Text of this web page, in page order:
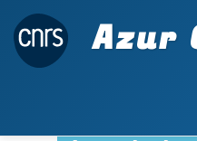
Azur